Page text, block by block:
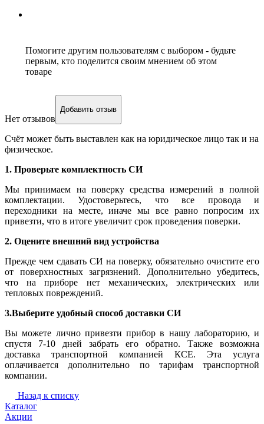
Помогите другим пользователям с выбором - будьте
первым, кто поделится своим мнением об этом
товаре
Нет отзывов
Добавить отзыв
Счёт может быть выставлен как на юридическое лицо так и на
физическое.
1. Проверьте комплектность СИ
Мы принимаем на поверку средства измерений в полной
комплектации. Удостоверьтесь, что все провода и
переходники на месте, иначе мы все равно попросим их
привезти, что в итоге увеличит срок проведения поверки.
2. Оцените внешний вид устройства
Прежде чем сдавать СИ на поверку, обязательно очистите его
от поверхностных загрязнений. Дополнительно убедитесь,
что на приборе нет механических, электрических или
тепловых повреждений.
3.Выберите удобный способ доставки СИ
Вы можете лично привезти прибор в нашу лабораторию, и
спустя 7-10 дней забрать его обратно. Также возможна
доставка транспортной компанией КСЕ. Эта услуга
оплачивается дополнительно по тарифам транспортной
компании.
Назад к списку
Каталог
Акции